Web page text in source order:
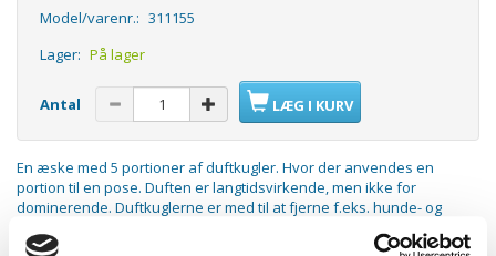
Model/varenr.: 311155
Lager: På lager
Antal LÆG I KURV
En æske med 5 portioner af duftkugler. Hvor der anvendes en
portion til en pose. Duften er langtidsvirkende, men ikke for
dominerende. Duftkuglerne er med til at fjerne f.eks. hunde- og